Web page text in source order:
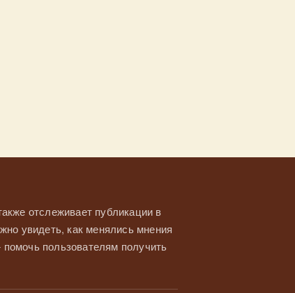
отслеживает публикации в
увидеть, как менялись мнения
пользователям получить